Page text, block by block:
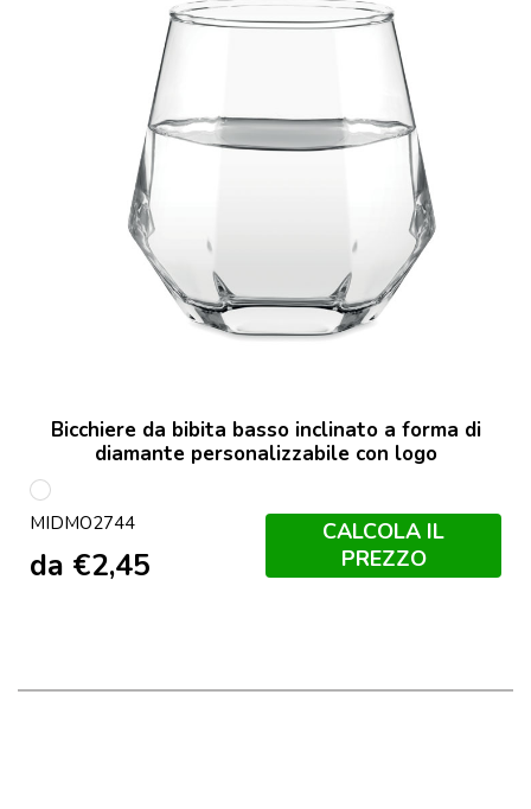
Bicchiere da bibita basso inclinato a forma di
diamante personalizzabile con logo
Trasparente
MIDMO2744
da €2,45
CALCOLA IL
PREZZO